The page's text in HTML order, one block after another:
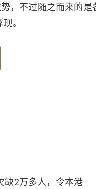
，不过随之而来的是
。
缺2万多人，令本港